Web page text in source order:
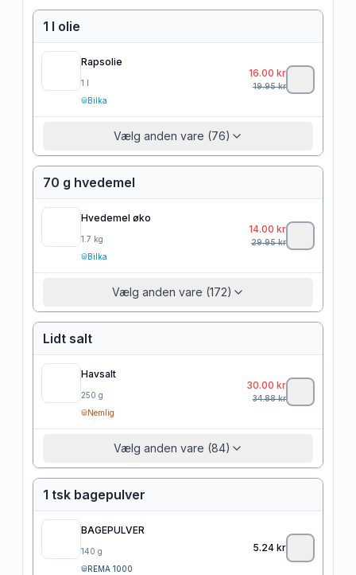
1 l olie
Rapsolie
1 l
Bilka
16.00 kr
19.95kr
Vælg anden vare (76)
70 g hvedemel
Hvedemel øko
1.7 kg
Bilka
14.00 kr
29.95kr
Vælg anden vare (172)
Lidt salt
Havsalt
250 g
Nemlig
30.00 kr
34.88kr
Vælg anden vare (84)
1 tsk bagepulver
BAGEPULVER
140 g
REMA 1000
5.24 kr